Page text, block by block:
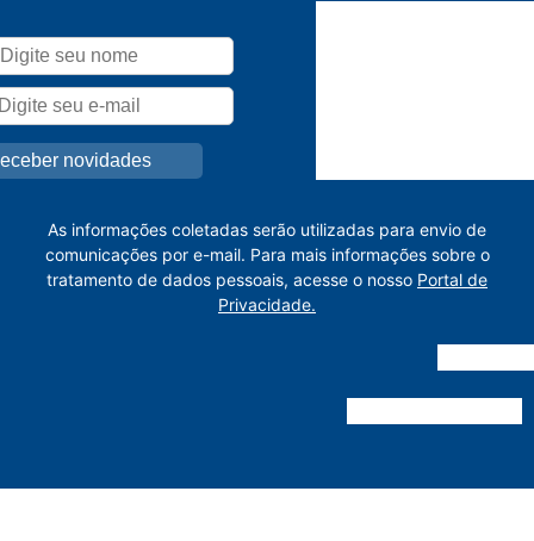
As informações coletadas serão utilizadas para envio de
comunicações por e-mail. Para mais informações sobre o
tratamento de dados pessoais, acesse o nosso Portal de
Privacidade.